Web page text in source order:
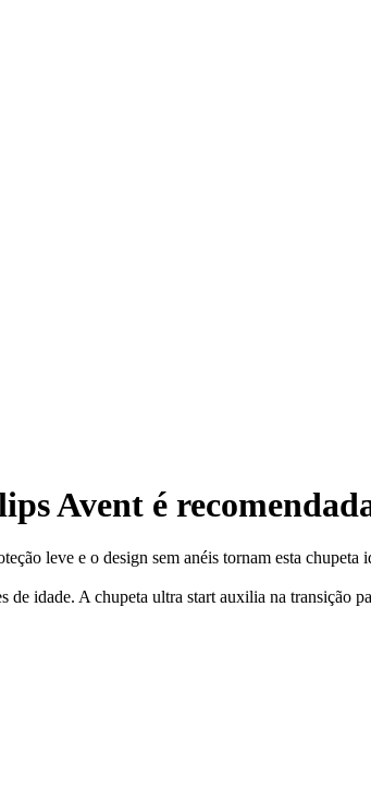
Avent é
leve e o design sem anéis tornam esta chupeta
idade. A chupeta ultra start auxilia na transição